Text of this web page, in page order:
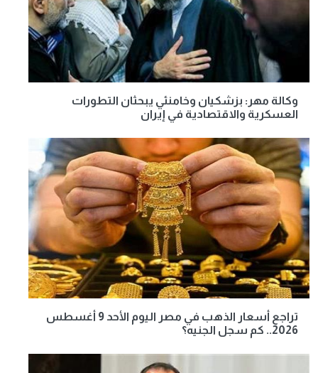
وكالة مهر: بزشكيان وخامنئي يبحثان التطورات
العسكرية والاقتصادية في إيران
تراجع أسعار الذهب في مصر اليوم الأحد 9 أغسطس
2026.. كم سجل الجنيه؟